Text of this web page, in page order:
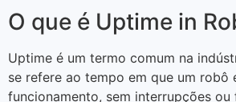
O que é Uptime in
Uptime é um termo comum na
se refere ao tempo em que um robô
funcionamento, sem interrupções ou